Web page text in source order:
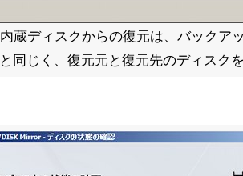
蔵ディスクからの復元は、バックア
同じく、復元元と復元先のディスク